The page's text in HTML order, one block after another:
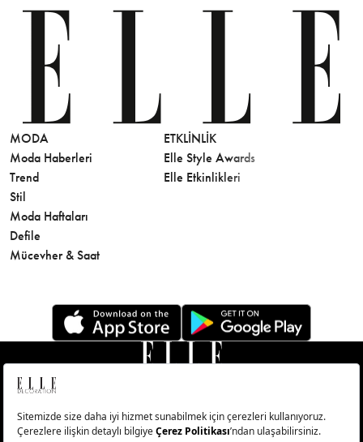
MODA
Moda Haberleri
Trend
Stil
Moda Haftaları
Defile
Mücevher & Saat
ETKLINLIK
Elle Style Awards
Elle Etkinlikleri